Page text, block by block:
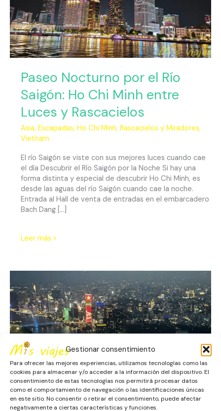
Gestionar consentimiento
Para ofrecer las mejores experiencias, utilizamos tecnologías como las
cookies para almacenar y/o acceder a la información del dispositivo. El
consentimiento de estas tecnologías nos permitirá procesar datos
como el comportamiento de navegación o las identificaciones únicas
en este sitio. No consentir o retirar el consentimiento, puede afectar
negativamente a ciertas características y funciones.
Paseo Nocturno por el Río
Saigón: Ho Chi Minh entre
Luces y Rascacielos
Asia, Escapadas, Ho Chi Minh, Rascacielos y Miradores,
Vietnam
El río Saigón se viste con sus mejores luces cuando cae
el día Descubrir el Río Saigón por la Noche Si hay una
forma distinta y especial de descubrir Ho Chi Minh, es
desde las aguas del río Saigón cuando cae la noche.
Entrada al Hall de venta de entradas en el embarcadero
Bach Dang […]
Ho
Chi
Minh
entre
Luces
Rascacielos
Leer más »
Saigón y Ho Chi Minh: Dos
y
Ho
Chi
Minh:
Dos
Una
Ciudad